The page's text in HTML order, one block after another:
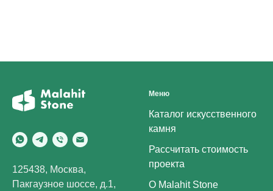
125438, Москва,
Пакгаузное шоссе, д.1,
Меню
Каталог искусственного
камня
Рассчитать стоимость
проекта
О Malahit Stone